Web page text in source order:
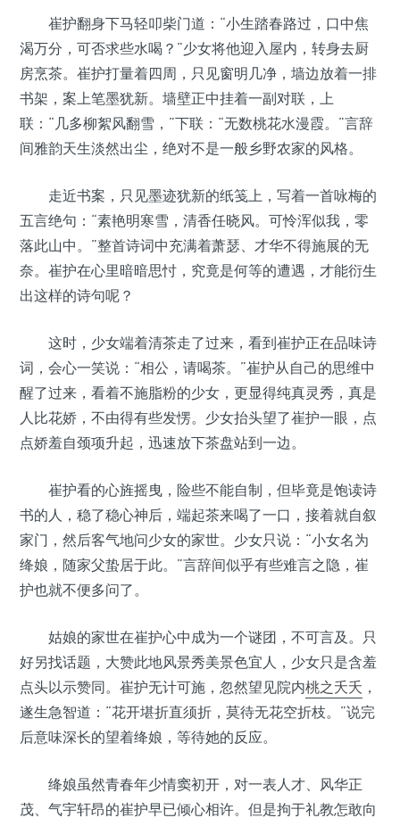
崔护翻身下马轻叩柴门道：“小生踏春路过，口中焦
渴万分，可否求些水喝？”少女将他迎入屋内，转身去厨
房烹茶。崔护打量着四周，只见窗明几净，墙边放着一排
书架，案上笔墨犹新。墙壁正中挂着一副对联，上
联：“几多柳絮风翻雪，”下联：“无数桃花水漫霞。”言辞
间雅韵天生淡然出尘，绝对不是一般乡野农家的风格。
走近书案，只见墨迹犹新的纸笺上，写着一首咏梅的
五言绝句：“素艳明寒雪，清香任晓风。可怜浑似我，零
落此山中。”整首诗词中充满着萧瑟、才华不得施展的无
奈。崔护在心里暗暗思忖，究竟是何等的遭遇，才能衍生
出这样的诗句呢？
这时，少女端着清茶走了过来，看到崔护正在品味诗
词，会心一笑说：“相公，请喝茶。”崔护从自己的思维中
醒了过来，看着不施脂粉的少女，更显得纯真灵秀，真是
人比花娇，不由得有些发愣。少女抬头望了崔护一眼，点
点娇羞自颈项升起，迅速放下茶盘站到一边。
崔护看的心旌摇曳，险些不能自制，但毕竟是饱读诗
书的人，稳了稳心神后，端起茶来喝了一口，接着就自叙
家门，然后客气地问少女的家世。少女只说：“小女名为
绛娘，随家父蛰居于此。”言辞间似乎有些难言之隐，崔
护也就不便多问了。
姑娘的家世在崔护心中成为一个谜团，不可言及。只
好另找话题，大赞此地风景秀美景色宜人，少女只是含羞
点头以示赞同。崔护无计可施，忽然望见院内桃之夭夭 ，
遂生急智道：“花开堪折直须折，莫待无花空折枝。”说完
后意味深长的望着绛娘，等待她的反应。
绛娘虽然青春年少情窦初开，对一表人才、风华正
茂、气宇轩昂的崔护早已倾心相许。但是拘于礼教怎敢向